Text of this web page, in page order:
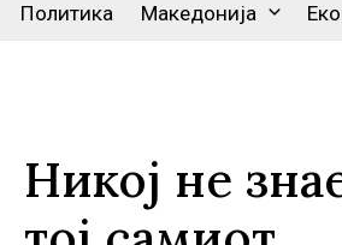
Политика Македонија
Никој не